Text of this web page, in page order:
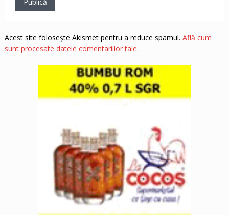
Acest site folosește Akismet pentru a reduce spamul. Află cum
sunt procesate datele comentariilor tale.